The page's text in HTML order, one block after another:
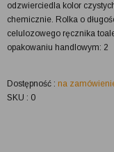
odzwierciedla kolor
chemicznie. Rolka o
celulozowego ręcznika
opakowaniu handlowym: 2
Dostępność : na
SKU : 0